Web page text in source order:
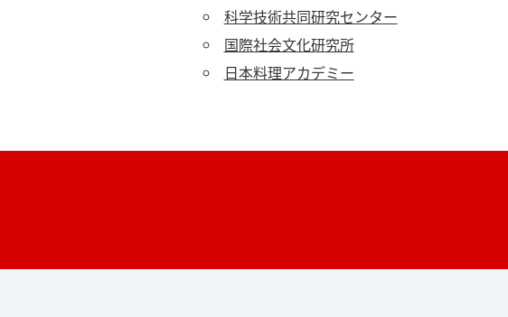
科学技術共同研究センター
国際社会文化研究所
日本料理アカデミー